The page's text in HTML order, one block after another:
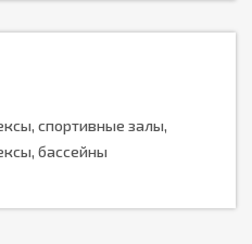
спортивные залы,
бассейны